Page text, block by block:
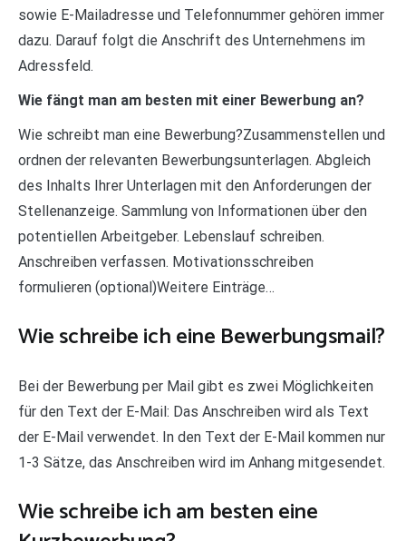
sowie E-Mailadresse und Telefonnummer gehören immer
dazu. Darauf folgt die Anschrift des Unternehmens im
Adressfeld.
Wie fängt man am besten mit einer Bewerbung an?
Wie schreibt man eine Bewerbung?Zusammenstellen und
ordnen der relevanten Bewerbungsunterlagen. Abgleich
des Inhalts Ihrer Unterlagen mit den Anforderungen der
Stellenanzeige. Sammlung von Informationen über den
potentiellen Arbeitgeber. Lebenslauf schreiben.
Anschreiben verfassen. Motivationsschreiben
formulieren (optional)Weitere Einträge…
Wie schreibe ich eine Bewerbungsmail?
Bei der Bewerbung per Mail gibt es zwei Möglichkeiten
für den Text der E-Mail: Das Anschreiben wird als Text
der E-Mail verwendet. In den Text der E-Mail kommen nur
1-3 Sätze, das Anschreiben wird im Anhang mitgesendet.
Wie schreibe ich am besten eine